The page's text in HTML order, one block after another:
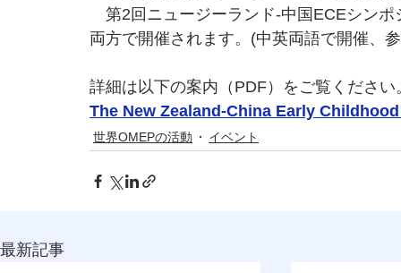
第2回ニュージーランド-中国ECEシンポ
両方で開催されます。(中英両語で開催、
詳細は以下の案内（PDF）をご覧ください
The New Zealand-China Early
世界OMEPの活動 イベント
最新記事